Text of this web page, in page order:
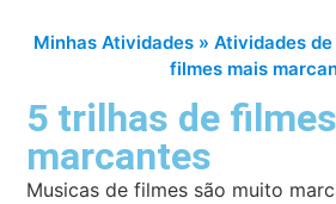
Minhas Atividades » Atividades
filmes mais
5 trilhas de
marcantes
Musicas de filmes são muito